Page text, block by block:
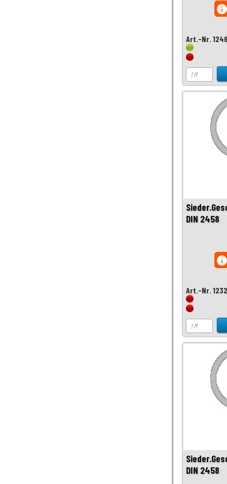
Art.-Nr.
DIN 2458
Art.-Nr.
DIN 2458